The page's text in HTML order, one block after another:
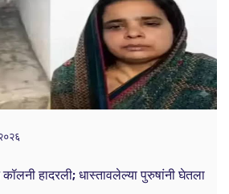
हादरली; धास्तावलेल्या पुरुषांनी घेतला